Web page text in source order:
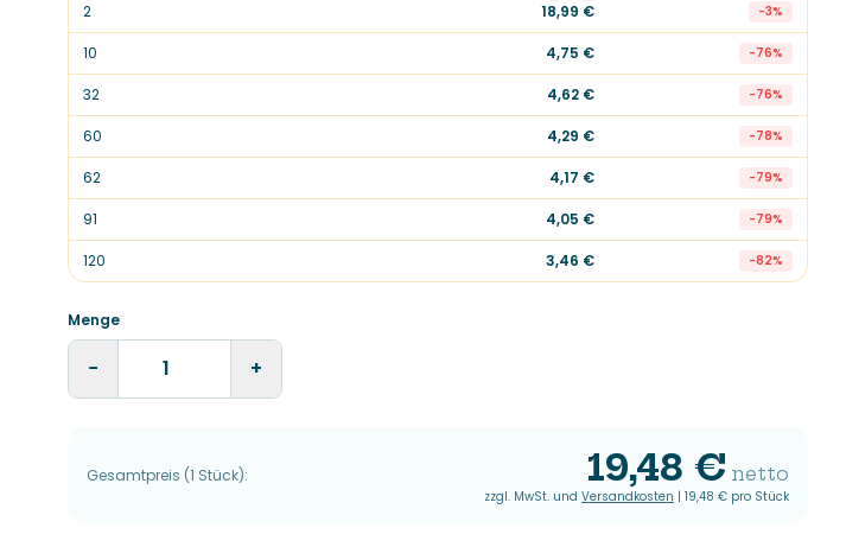
2
18,99 € -3%
10 4,75 € -76%
32 4,62 € -76%
60 4,29 € -78%
62 4,17 € -79%
91 4,05 € -79%
120 3,46 € -82%
Menge
− +
Gesamtpreis (1 Stück): 19,48 € netto
zzgl. MwSt. und Versandkosten | 19,48 € pro Stück